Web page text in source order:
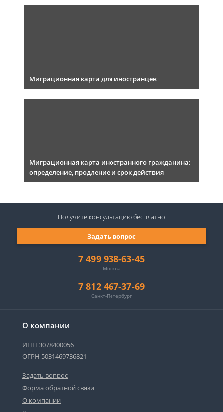
Миграционная карта для иностранцев
Миграционная карта иностранного гражданина:
определение, продление и срок действия
О компании
ИНН 3078400056
ОГРН 5031469736821
Задать вопрос
Форма обратной связи
О компании
7 499 938-63-45
Москва
7 812 467-37-69
Санкт-Петербург
Задать вопрос
Получите консультациюбесплатно